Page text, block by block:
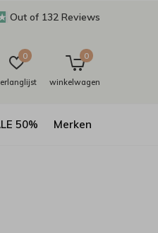
50% Merken
0
winkelwagen
0
Out of 132 Reviews